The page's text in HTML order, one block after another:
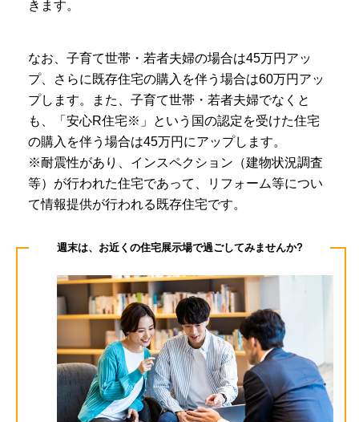
きます。
なお、子育て世帯・若者夫婦の場合は45万円アッ
プ、さらに既存住宅の購入を伴う場合は60万円アッ
プします。また、子育て世帯・若者夫婦でなくと
も、「安心R住宅※」という国の認定を受けた住宅
の購入を伴う場合は45万円にアップします。
※耐震性があり、インスペクション（建物状況調査
等）が行われた住宅であって、リフォーム等につい
て情報提供が行われる既存住宅です。
週末は、お近くの住宅展示場で過ごしてみませんか?